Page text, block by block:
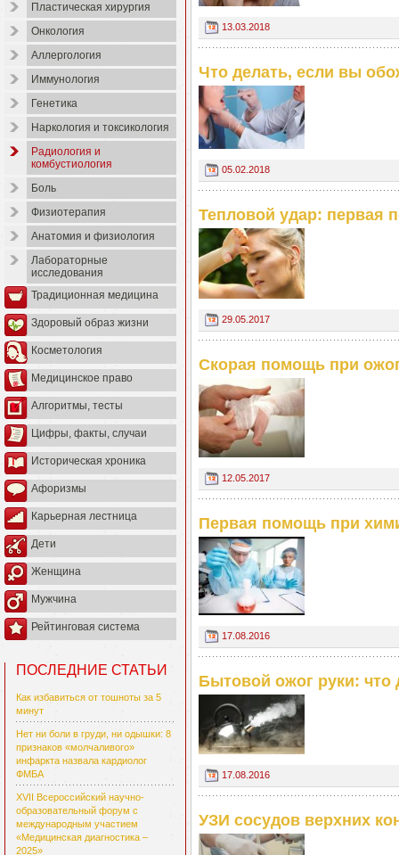
Пластическая хирургия
Онкология
Аллергология
Иммунология
Генетика
Наркология и токсикология
Радиология и
комбустиология
Боль
Физиотерапия
Анатомия и физиология
Лабораторные
исследования
Традиционная медицина
Здоровый образ жизни
Косметология
Медицинское право
Алгоритмы, тесты
Цифры, факты, случаи
Историческая хроника
Афоризмы
Карьерная лестница
Дети
Женщина
Мужчина
Рейтинговая система
ПОСЛЕДНИЕ СТАТЬИ
Как избавиться от тошноты за 5
минут
Нет ни боли в груди, ни одышки: 8
признаков «молчаливого»
инфаркта назвала кардиолог
ФМБА
XVII Всероссийский научно-
образовательный форум с
международным участием
«Медицинская диагностика –
2025»
13.03.2018
Что делать, если вы
05.02.2018
Тепловой удар: первая
29.05.2017
Скорая помощь при
12.05.2017
Первая помощь при
17.08.2016
Бытовой ожог руки: что
17.08.2016
УЗИ сосудов верхних